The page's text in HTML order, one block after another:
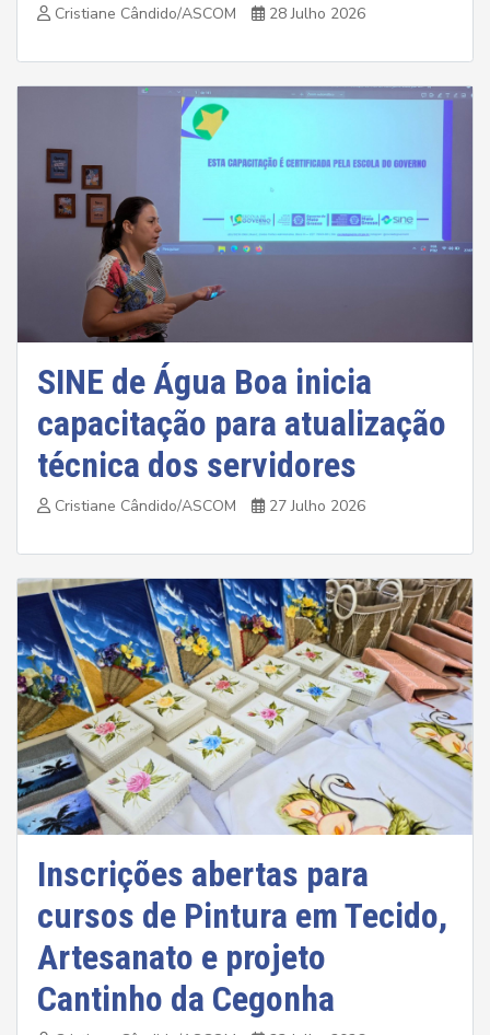
Cristiane Cândido/ASCOM 28 Julho 2026
SINE de Água Boa inicia
capacitação para atualização
técnica dos servidores
Cristiane Cândido/ASCOM 27 Julho 2026
Inscrições abertas para
cursos de Pintura em Tecido,
Artesanato e projeto
Cantinho da Cegonha